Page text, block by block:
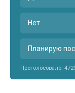
Нет
Планирую
Проголосовало: